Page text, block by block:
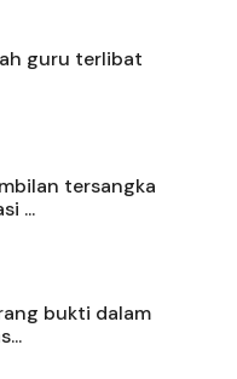
guru terlibat
tersangka
...
bukti dalam